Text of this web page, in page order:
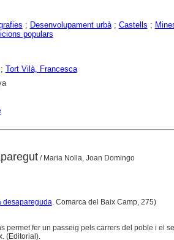
; Desenvolupament urbà; Castells ;
populars
; Tort Vilà, Francesca
/ Maria Nolla, Joan Domingo
desapareguda . Comarca del Baix Camp, 275)
permet fer un passeig pels carrers del poble i el
(Editorial).